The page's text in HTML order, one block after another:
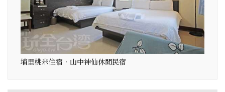
埔里桃米住宿‧山中神仙休閒民宿